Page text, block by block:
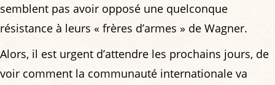
semblent pas avoir opposé une quelconque
résistance à leurs « frères d’armes » de Wagner.
Alors, il est urgent d’attendre les prochains jours, de
voir comment la communauté internationale va